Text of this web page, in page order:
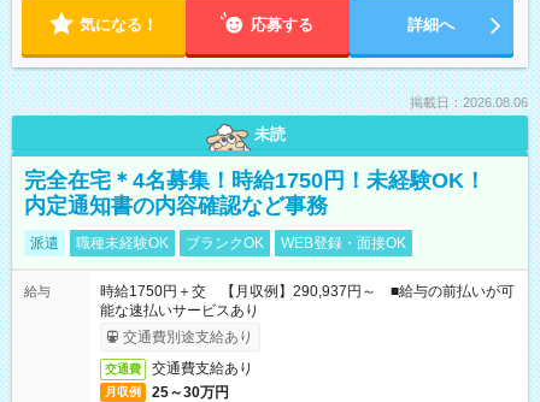
気になる！ 応募する 詳細へ
掲載日：2026.08.06
未読
完全在宅＊4名募集！時給1750円！未経験OK！
内定通知書の内容確認など事務
派遣 職種未経験OK ブランクOK WEB登録・面接OK
給与
時給1750円＋交 【月収例】290,937円～ ■給与の前払いが可
能な速払いサービスあり
交通費別途支給あり
交通費 交通費支給あり
月収例 25～30万円